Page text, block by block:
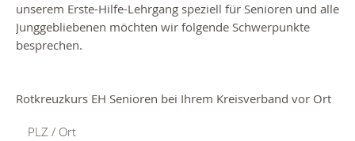
unserem Erste-Hilfe-Lehrgang speziell für Senioren und alle
Junggebliebenen möchten wir folgende Schwerpunkte
besprechen.
Rotkreuzkurs EH Senioren bei Ihrem Kreisverband vor Ort
PLZ / Ort